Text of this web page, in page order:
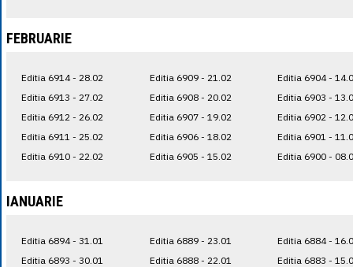
FEBRUARIE
Editia 6914 - 28.02
Editia 6913 - 27.02
Editia 6912 - 26.02
Editia 6911 - 25.02
Editia 6910 - 22.02
Editia 6909 - 21.02
Editia 6908 - 20.02
Editia 6907 - 19.02
Editia 6906 - 18.02
Editia 6905 - 15.02
Editia 6904 -
Editia 6903 -
Editia 6902 -
Editia 6901 -
Editia 6900 -
IANUARIE
Editia 6894 - 31.01
Editia 6893 - 30.01
Editia 6889 - 23.01
Editia 6888 - 22.01
Editia 6884 -
Editia 6883 -